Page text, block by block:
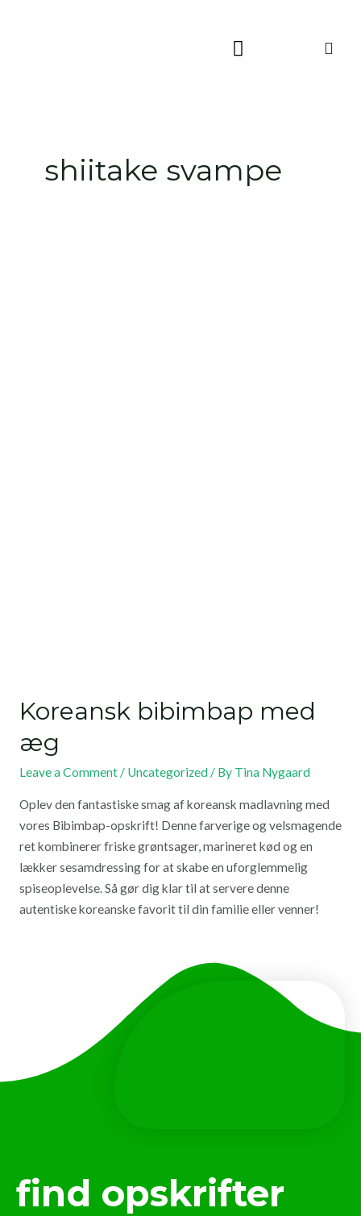
shiitake svampe
Koreansk bibimbap med
æg
Leave a Comment / Uncategorized/ By Tina Nygaard
Oplev den fantastiske smag af koreansk madlavning med
vores Bibimbap-opskrift! Denne farverige og velsmagende
ret kombinerer friske grøntsager, marineret kød og en
lækker sesamdressing for at skabe en uforglemmelig
spiseoplevelse. Så gør dig klar til at servere denne
autentiske koreanske favorit til din familie eller venner!
find opskrifter